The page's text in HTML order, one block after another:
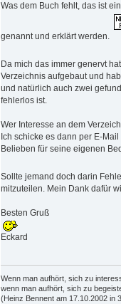
Was dem Buch fehlt, das ist
genannt und erklärt werden.
Da mich das immer genervt hat
Verzeichnis aufgebaut und
und natürlich auch zwei
fehlerlos ist.
Wer Interesse an dem
Ich schicke es dann per E-
Belieben für seine eigenen
Sollte jemand doch darin
mitzuteilen. Mein Dank dafür
Besten Gruß
Eckard
Wenn man aufhört, sich zu
wenn man aufhört, sich zu
(Heinz Bennent am 17.10.2002 in